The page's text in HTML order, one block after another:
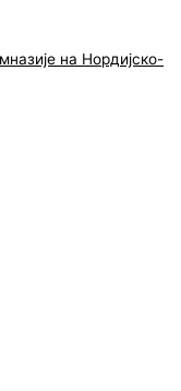
на Нордијско-